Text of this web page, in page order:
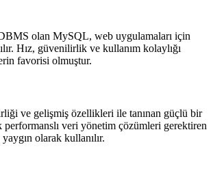
olan MySQL, web uygulamaları için
Hız, güvenilirlik ve kullanım kolaylığı
favorisi olmuştur.
ve gelişmiş özellikleri ile tanınan güçlü bir
veri yönetim çözümleri gerektiren
olarak kullanılır.